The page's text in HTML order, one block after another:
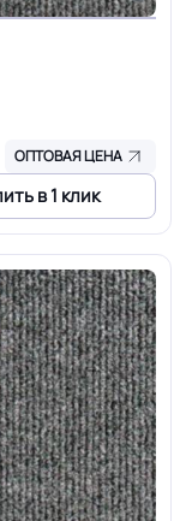
ОПТОВАЯ ЦЕНА
в 1 клик